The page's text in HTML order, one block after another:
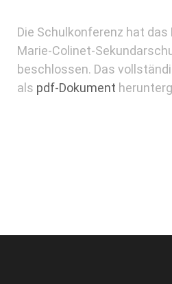
Die Schulkonferenz hat
Marie-Colinet-
beschlossen. Das
als pdf-Dokument